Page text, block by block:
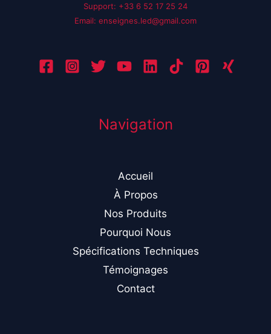
Support: +33 6 52 17 25 24
Email: enseignes.led@gmail.com
Navigation
Accueil
À Propos
Nos Produits
Pourquoi Nous
Spécifications Techniques
Témoignages
Contact